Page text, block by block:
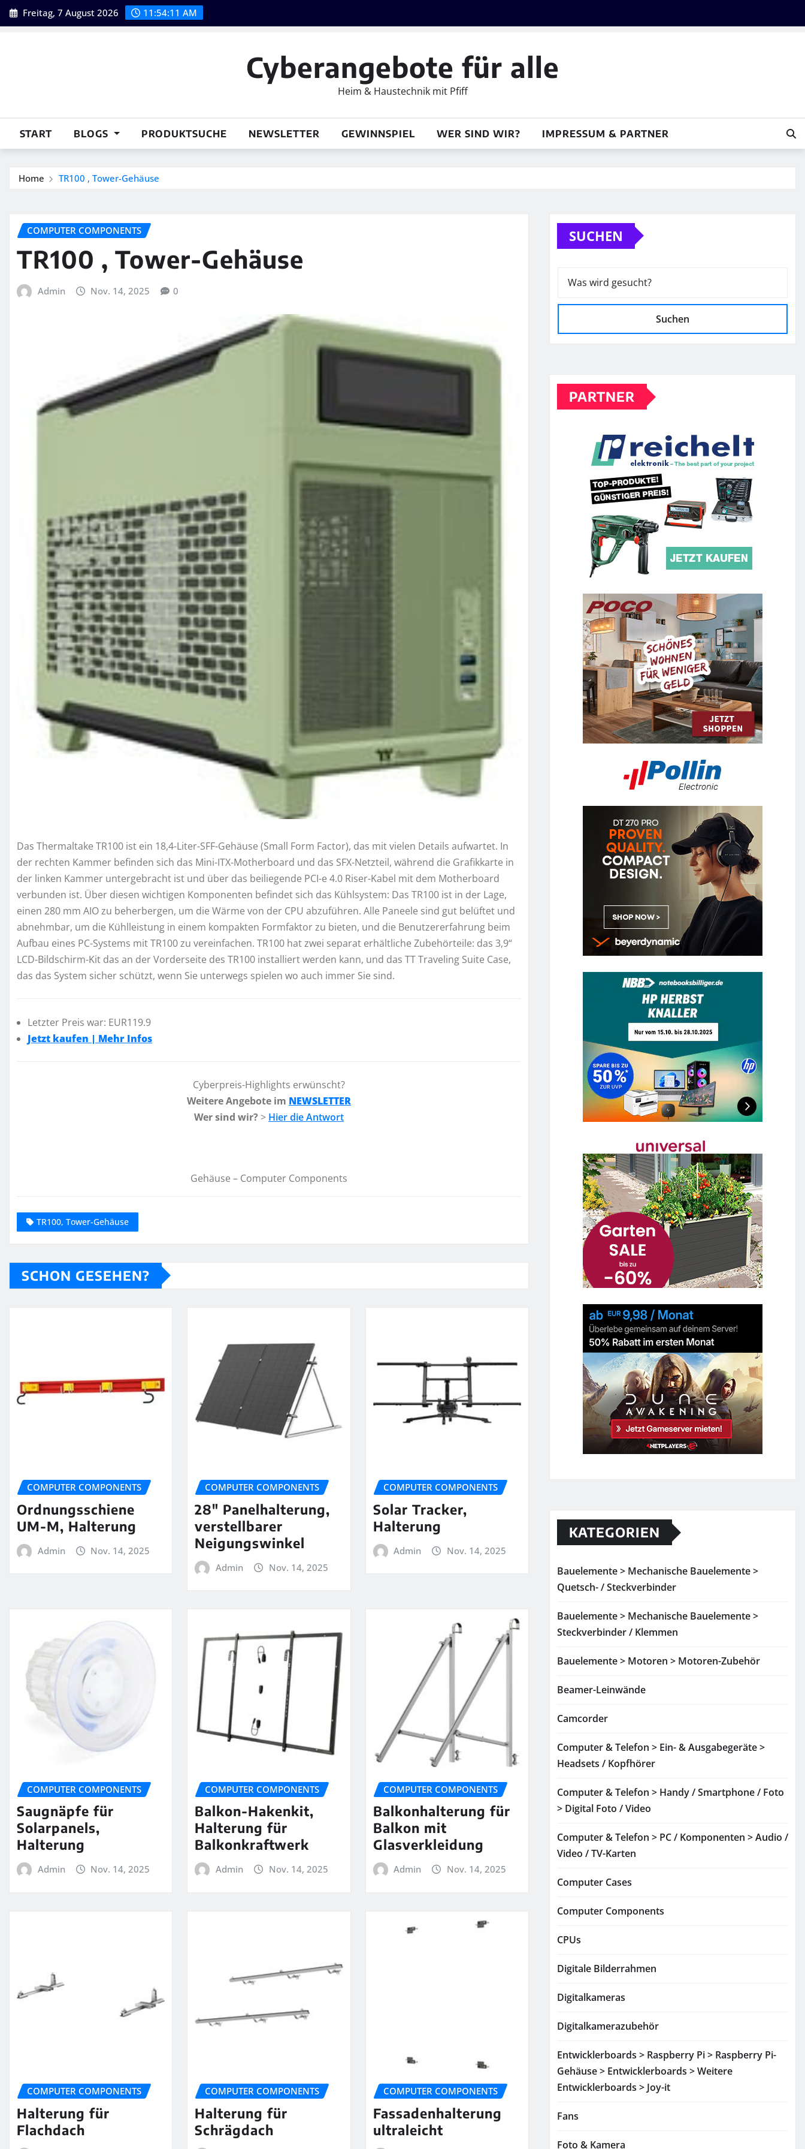
Skip
to
Freitag, 7 August 2026 11:54:12 AM
Cyberangebote für alle
Heim & Haustechnik mit Pfiff
START BLOGS PRODUKTSUCHE NEWSLETTER GEWINNSPIEL WER SIND WIR? IMPRESSUM & PARTNER
Home TR100 , Tower-Gehäuse
COMPUTER COMPONENTS
TR100 , Tower-Gehäuse
Admin Nov. 14, 2025 0
Das Thermaltake TR100 ist ein 18,4-Liter-SFF-Gehäuse (Small Form Factor), das mit vielen Details aufwartet. In
der rechten Kammer befinden sich das Mini-ITX-Motherboard und das SFX-Netzteil, während die Grafikkarte in
der linken Kammer untergebracht ist und über das beiliegende PCI-e 4.0 Riser-Kabel mit dem Motherboard
verbunden ist. Über diesen wichtigen Komponenten befindet sich das Kühlsystem: Das TR100 ist in der Lage,
einen 280 mm AIO zu beherbergen, um die Wärme von der CPU abzuführen. Alle Paneele sind gut belüftet und
abnehmbar, um die Kühlleistung in einem kompakten Formfaktor zu bieten, und die Benutzererfahrung beim
Aufbau eines PC-Systems mit TR100 zu vereinfachen. TR100 hat zwei separat erhältliche Zubehörteile: das 3,9“
LCD-Bildschirm-Kit das an der Vorderseite des TR100 installiert werden kann, und das TT Traveling Suite Case,
das das System sicher schützt, wenn Sie unterwegs spielen wo auch immer Sie sind.
Letzter Preis war: EUR119.9
Jetzt kaufen | Mehr Infos
Cyberpreis-Highlights erwünscht?
Weitere Angebote im NEWSLETTER
Wer sind wir? > Hier die Antwort
Gehäuse – Computer Components
TR100, Tower-Gehäuse
SCHON GESEHEN?
COMPUTER COMPONENTS
Ordnungsschiene
UM-M, Halterung
Admin Nov. 14, 2025
COMPUTER COMPONENTS
28″ Panelhalterung,
verstellbarer
Neigungswinkel
Admin Nov. 14, 2025
COMPUTER COMPONENTS
Solar Tracker,
Halterung
Admin Nov. 14, 2025
COMPUTER COMPONENTS
Saugnäpfe für
Solarpanels,
Halterung
Admin Nov. 14, 2025
COMPUTER COMPONENTS
Balkon-Hakenkit,
Halterung für
Balkonkraftwerk
Admin Nov. 14, 2025
COMPUTER COMPONENTS
Balkonhalterung für
Balkon mit
Glasverkleidung
Admin Nov. 14, 2025
COMPUTER COMPONENTS
Halterung für
Flachdach
COMPUTER COMPONENTS
Halterung für
Schrägdach
COMPUTER COMPONENTS
Fassadenhalterung
ultraleicht
SUCHEN
Suchen
PARTNER
KATEGORIEN
Bauelemente > Mechanische Bauelemente >
Quetsch- / Steckverbinder
Bauelemente > Mechanische Bauelemente >
Steckverbinder / Klemmen
Bauelemente > Motoren > Motoren-Zubehör
Beamer-Leinwände
Camcorder
Computer & Telefon > Ein- & Ausgabegeräte >
Headsets / Kopfhörer
Computer & Telefon > Handy / Smartphone / Foto
> Digital Foto / Video
Computer & Telefon > PC / Komponenten > Audio /
Video / TV-Karten
Computer Cases
Computer Components
CPUs
Digitale Bilderrahmen
Digitalkameras
Digitalkamerazubehör
Entwicklerboards > Raspberry Pi > Raspberry Pi-
Gehäuse > Entwicklerboards > Weitere
Entwicklerboards > Joy-it
Fans
Foto & Kamera